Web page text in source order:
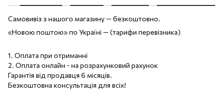
Самовивіз з нашого магазину — безкоштовно.
«Новою поштою» по Україні — (тарифи перевізника)
1. Оплата при отриманні
2. Оплата онлайн - на розрахунковий рахунок
Гарантія від продавця 6 місяців.
Безкоштовна консультація для всіх!